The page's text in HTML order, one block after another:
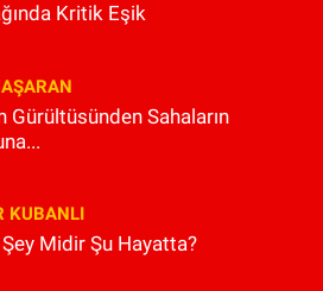
Kritik Eşik
Gürültüsünden Sahaların
KUBANLI
Midir Şu Hayatta?